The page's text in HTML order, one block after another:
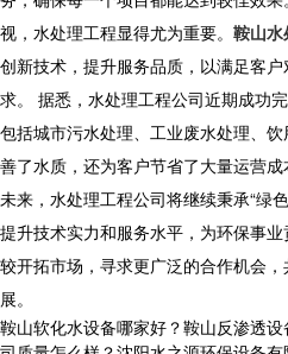
视，水处理工程显得尤为重要。 鞍山水
创新技术，提升服务品质，以满足客
求。 据悉，水处理工程公司近期成功
包括城市污水处理、工业废水处理、
善了水质，还为客户节省了大量运营成
未来，水处理工程公司将继续秉承“绿
提升技术实力和服务水平，为环保事
较开拓市场，寻求更广泛的合作机会
展。
鞍山软化水设备哪家好？鞍山反渗透